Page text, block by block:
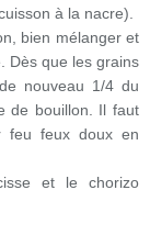
à la nacre).
bien mélanger et
Dès que les grains
nouveau 1/4 du
de bouillon. Il faut
feu feux doux en
et le chorizo